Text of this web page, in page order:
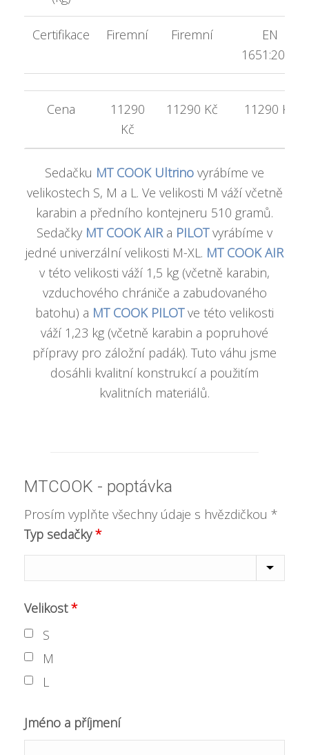
Certifikace Firemní Firemní
EN
1651:2018
Cena
11290
Kč
11290 Kč 11290 Kč
Sedačku MT COOK Ultrino vyrábíme ve
velikostech S, M a L. Ve velikosti M váží včetně
karabin a předního kontejneru 510 gramů.
Sedačky MT COOK AIRa PILOTvyrábíme v
jedné univerzální velikosti M-XL. MT COOK AIR
v této velikosti váží 1,5 kg (včetně karabin,
vzduchového chrániče a zabudovaného
batohu) a MT COOK PILOTve této velikosti
váží 1,23 kg (včetně karabin a popruhové
přípravy pro záložní padák). Tuto váhu jsme
dosáhli kvalitní konstrukcí a použitím
kvalitních materiálů.
MTCOOK - poptávka
Prosím vyplňte všechny údaje s hvězdičkou *
Typ sedačky*
Velikost*
S
M
L
Jméno a příjmení